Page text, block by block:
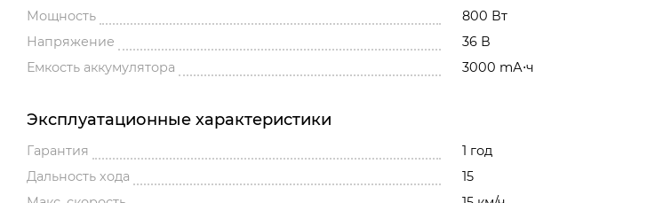
Мощность
800 Вт
Напряжение
36 В
Емкость аккумулятора
3000 mА⋅ч
Эксплуатационные характеристики
Гарантия
1 год
Дальность хода
15